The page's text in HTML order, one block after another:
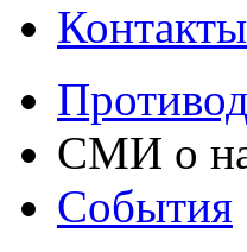
Контакты
СМИ о
События